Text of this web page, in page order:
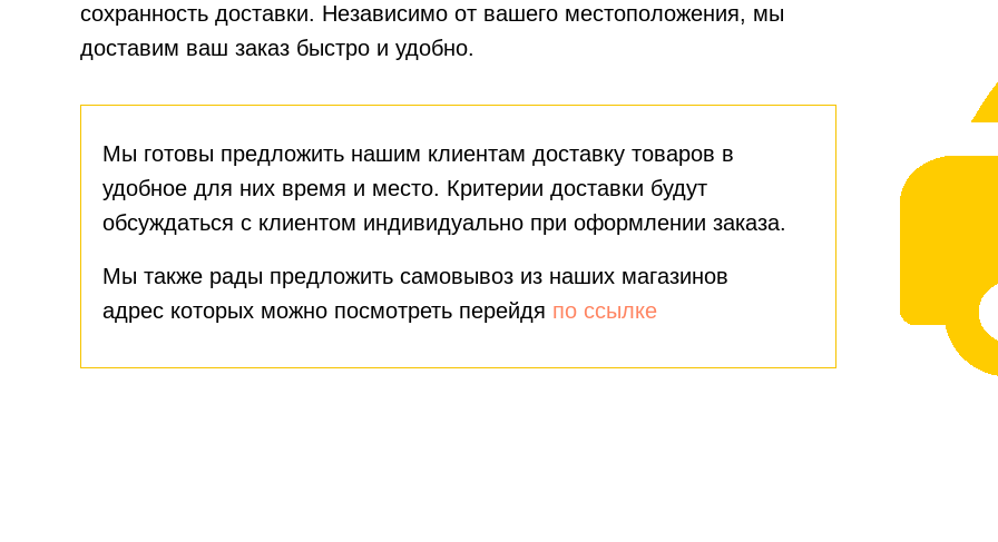
Мы готовы предложить нашим клиентам доставку товаров в
удобное для них время и место. Критерии доставки будут
обсуждаться с клиентом индивидуально при оформлении заказа.
Мы также рады предложить самовывоз из наших магазинов
адрес которых можно посмотреть перейдя по ссылке
сохранность доставки. Независимо от вашего местоположения, мы
доставим ваш заказ быстро и удобно.